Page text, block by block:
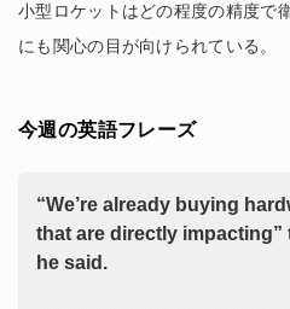
小型ロケットはどの程度の精度で
にも関心の目が向けられている。
今週の英語フレーズ
“We’re already buying
that are directly
he said.